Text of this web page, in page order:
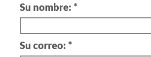
Su nombre: *
Su correo: *